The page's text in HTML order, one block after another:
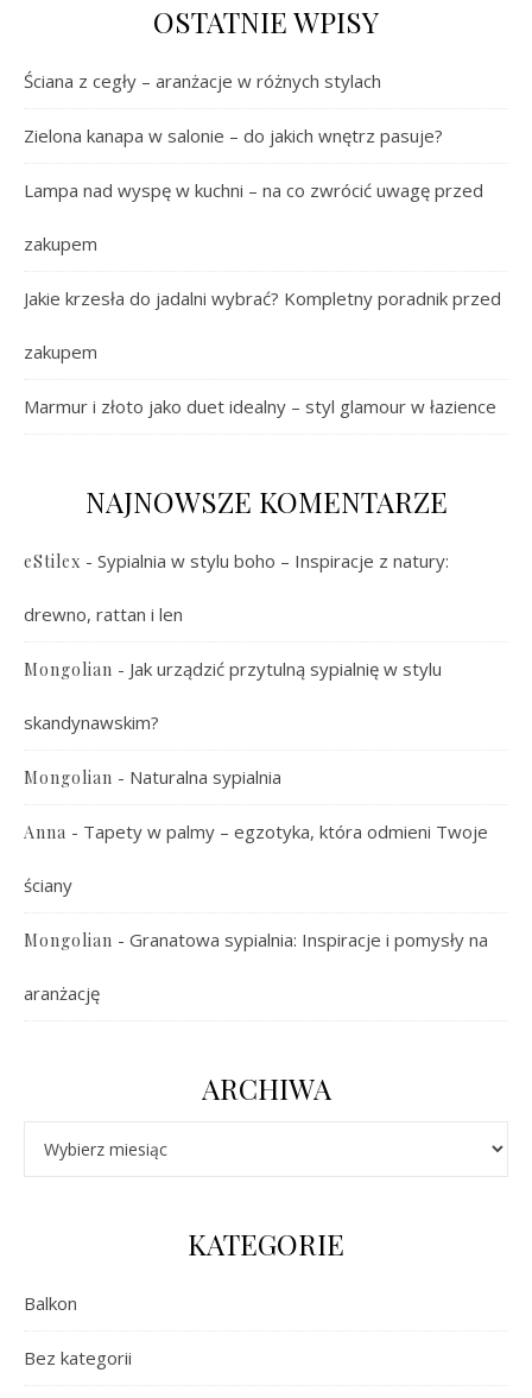
OSTATNIE WPISY
Ściana z cegły – aranżacje w różnych stylach
Zielona kanapa w salonie – do jakich wnętrz pasuje?
Lampa nad wyspę w kuchni – na co zwrócić uwagę przed
zakupem
Jakie krzesła do jadalni wybrać? Kompletny poradnik przed
zakupem
Marmur i złoto jako duet idealny – styl glamour w łazience
NAJNOWSZE KOMENTARZE
eStilex - Sypialnia w stylu boho – Inspiracje z natury:
drewno, rattan i len
Mongolian - Jak urządzić przytulną sypialnię w stylu
skandynawskim?
Mongolian - Naturalna sypialnia
Anna - Tapety w palmy – egzotyka, która odmieni Twoje
ściany
Mongolian - Granatowa sypialnia: Inspiracje i pomysły na
aranżację
ARCHIWA
KATEGORIE
Balkon
Bez kategorii